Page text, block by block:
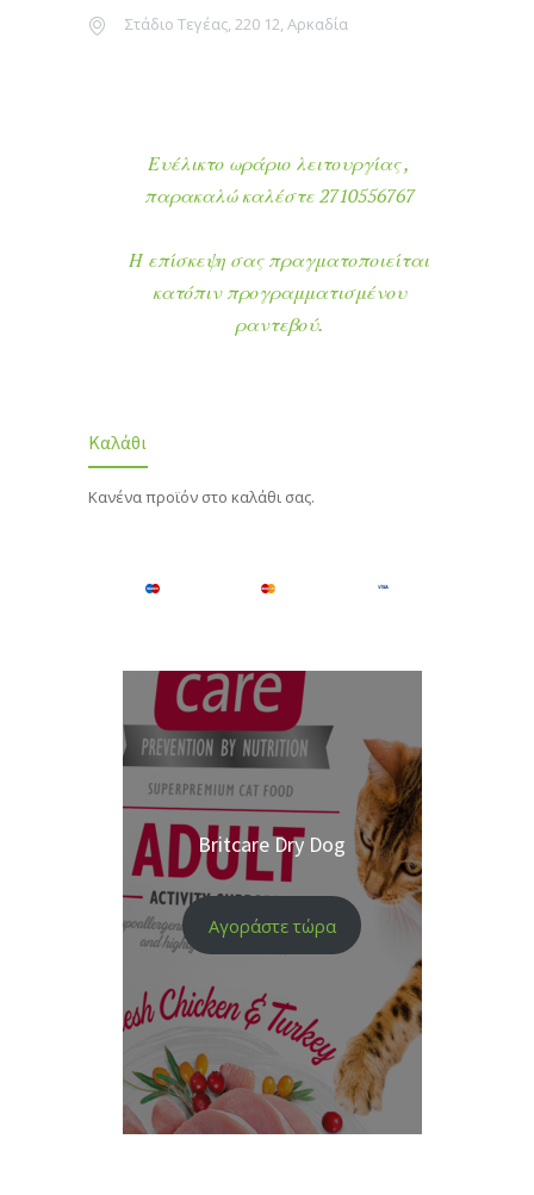
Στάδιο Τεγέας, 220 12, Αρκαδία
Ευέλικτο ωράριο λειτουργίας ,
παρακαλώ καλέστε 2710556767
Η επίσκεψη σας πραγματοποιείται
κατόπιν προγραμματισμένου
ραντεβού.
Καλάθι
Κανένα προϊόν στο καλάθι σας.
Britcare Dry Dog
Αγοράστε τώρα